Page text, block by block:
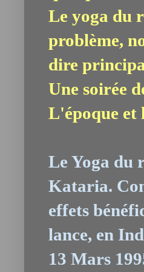
Le yoga du
problème,
dire
Une soirée
L'époque et
Le Yoga du
Kataria.
effets
lance, en
13 Mars